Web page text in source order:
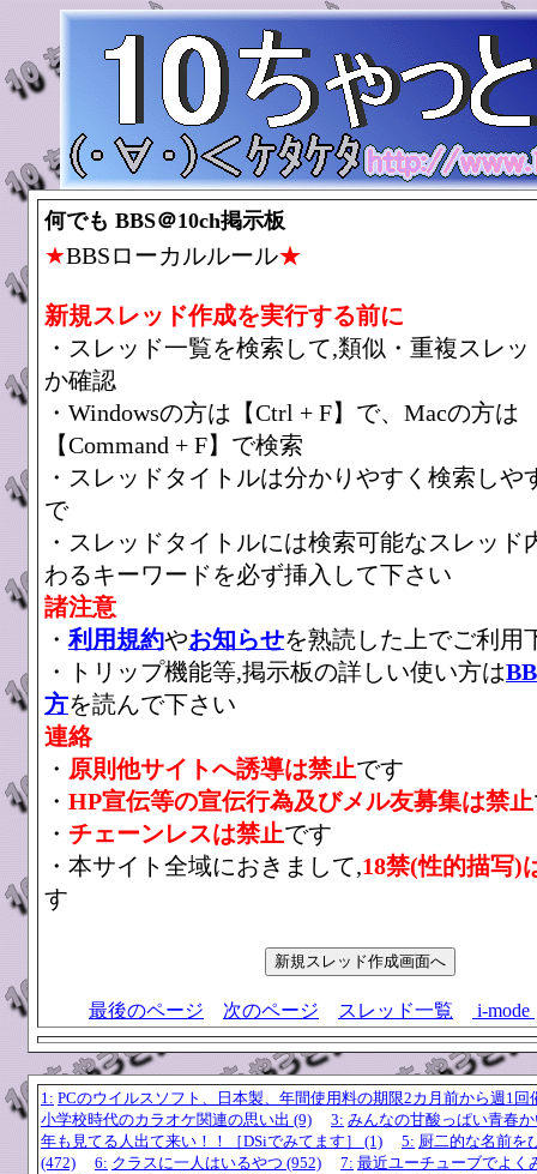
何でも BBS＠10ch掲示板
★BBSローカルルール★
新規スレッド作成を実行する前に
・スレッド一覧を検索して,類似・重複スレ
か確認
・Windowsの方は【Ctrl + F】で、Macの方は
【Command + F】で検索
・スレッドタイトルは分かりやすく検索しや
で
・スレッドタイトルには検索可能なスレッド
わるキーワードを必ず挿入して下さい
諸注意
・利用規約やお知らせを熟読した上でご利用
・トリップ機能等,掲示板の詳しい使い方は
方を読んで下さい
連絡
・ 原則他サイトへ誘導は禁止です
・ HP宣伝等の宣伝行為及びメル友募集は禁止
・ チェーンレスは禁止です
・本サイト全域におきまして,18禁(性的描写)
す
最後のページ 次のページ スレッド一覧 i-mode
1: PCのウイルスソフト、日本製、年間使用料の期限2カ月前から週1回
小学校時代のカラオケ関連の思い出 (9)
3: みんなの甘酸っぱい青春
年も見てる人出て来い！！［DSiでみてます］ (1)
5: 厨二的な名前を
(472)
6: クラスに一人はいるやつ (952) 7: 最近ユーチューブでよく